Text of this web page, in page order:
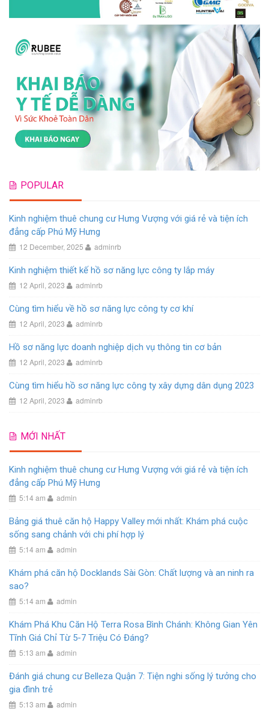
POPULAR
Kinh nghiệm thuê chung cư Hưng Vượng với giá rẻ và tiện ích
đẳng cấp Phú Mỹ Hưng
12 December, 2025 adminrb
Kinh nghiệm thiết kế hồ sơ năng lực công ty lắp máy
12 April, 2023 adminrb
Cùng tìm hiểu về hồ sơ năng lực công ty cơ khí
12 April, 2023 adminrb
Hồ sơ năng lực doanh nghiệp dịch vụ thông tin cơ bản
12 April, 2023 adminrb
Cùng tìm hiểu hồ sơ năng lực công ty xây dựng dân dụng 2023
12 April, 2023 adminrb
MỚI NHẤT
Kinh nghiệm thuê chung cư Hưng Vượng với giá rẻ và tiện ích
đẳng cấp Phú Mỹ Hưng
5:14 am admin
Bảng giá thuê căn hộ Happy Valley mới nhất: Khám phá cuộc
sống sang chảnh với chi phí hợp lý
5:14 am admin
Khám phá căn hộ Docklands Sài Gòn: Chất lượng và an ninh ra
sao?
5:14 am admin
Khám Phá Khu Căn Hộ Terra Rosa Bình Chánh: Không Gian Yên
Tĩnh Giá Chỉ Từ 5-7 Triệu Có Đáng?
5:13 am admin
Đánh giá chung cư Belleza Quận 7: Tiện nghi sống lý tưởng cho
gia đình trẻ
5:13 am admin